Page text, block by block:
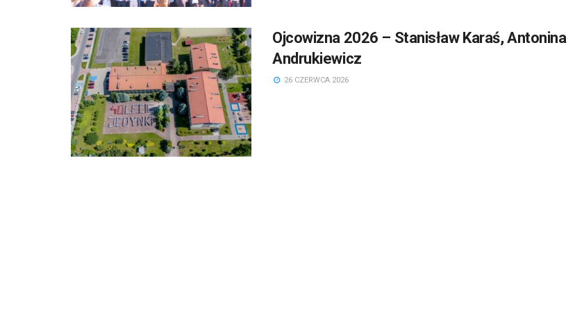
Ojcowizna 2026 – Stanisław Karaś, Antonina
Andrukiewicz
26 CZERWCA 2026